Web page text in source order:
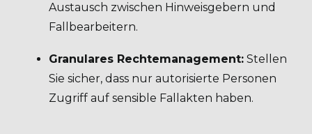
Austausch zwischen Hinweisgebern und
Fallbearbeitern.
Granulares Rechtemanagement: Stellen
Sie sicher, dass nur autorisierte Personen
Zugriff auf sensible Fallakten haben.